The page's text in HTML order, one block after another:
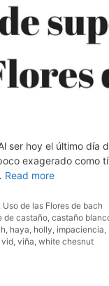
ser hoy el último
exagerado
Read more
Uso de las Flores de bach
de castaño ,castaño
haya holly impaciencia
vid viña white chesnut